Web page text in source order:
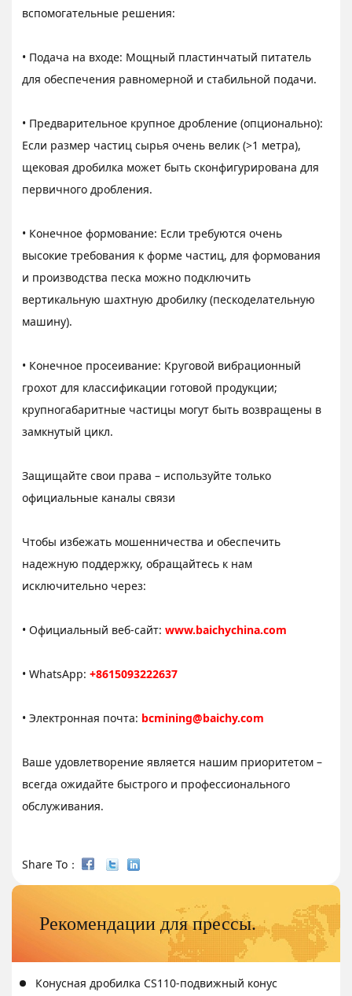
вспомогательные решения:
• Подача на входе: Мощный пластинчатый питатель
для обеспечения равномерной и стабильной подачи.
• Предварительное крупное дробление (опционально):
Если размер частиц сырья очень велик (>1 метра),
щековая дробилка может быть сконфигурирована для
первичного дробления.
• Конечное формование: Если требуются очень
высокие требования к форме частиц, для формования
и производства песка можно подключить
вертикальную шахтную дробилку (пескоделательную
машину).
• Конечное просеивание: Круговой вибрационный
грохот для классификации готовой продукции;
крупногабаритные частицы могут быть возвращены в
замкнутый цикл.
Защищайте свои права – используйте только
официальные каналы связи
Чтобы избежать мошенничества и обеспечить
надежную поддержку, обращайтесь к нам
исключительно через:
• Официальный веб-сайт: www.baichychina.com
• WhatsApp:+8615093222637
• Электронная почта: bcmining@baichy.com
Ваше удовлетворение является нашим приоритетом –
всегда ожидайте быстрого и профессионального
обслуживания.
Share To：
Рекомендации для прессы.
Конусная дробилка CS110-подвижный конус